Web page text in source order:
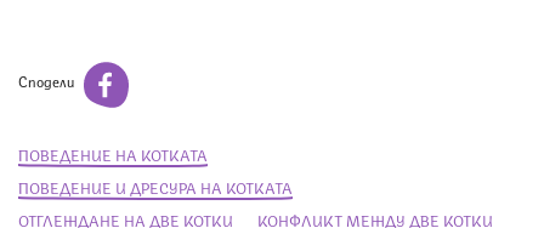
Сподели
ПОВЕДЕНИЕ НА КОТКАТА
ПОВЕДЕНИЕ И ДРЕСУРА НА КОТКАТА
ОТГЛЕЖДАНЕ НА ДВЕ КОТКИ
КОНФЛИКТ МЕЖДУ ДВЕ КОТКИ